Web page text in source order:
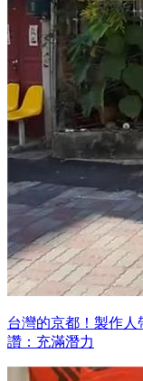
台灣的京都！製作
讚：充滿潛力